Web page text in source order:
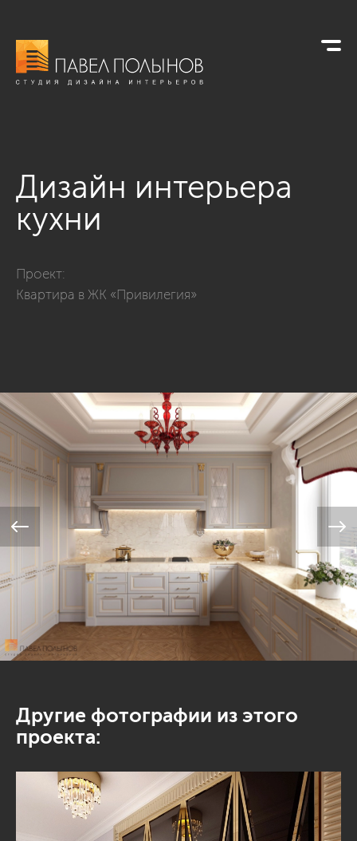
Дизайн интерьера
кухни
Проект:
Квартира в ЖК «Привилегия»
Другие фотографии из этого
проекта: